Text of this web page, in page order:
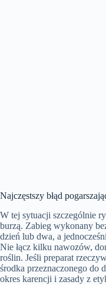
Najczęstszy błąd
W tej sytuacji szczególnie
burzą. Zabieg wykonany
dzień lub dwa, a
Nie łącz kilku nawozów,
roślin. Jeśli preparat
środka przeznaczonego do
okres karencji i zasady z